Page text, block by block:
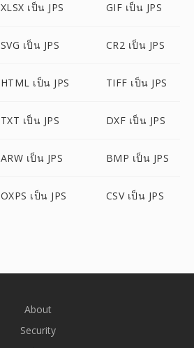
XLSX เป็น JPS GIF เป็น JPS
SVG เป็น JPS CR2 เป็น JPS
HTML เป็น JPS TIFF เป็น JPS
TXT เป็น JPS DXF เป็น JPS
ARW เป็น JPS BMP เป็น JPS
OXPS เป็น JPS CSV เป็น JPS
About
Security